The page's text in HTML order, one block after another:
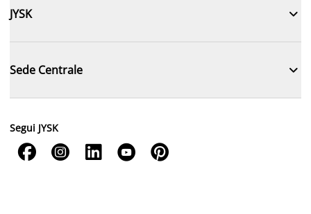
JYSK 
Sede Centrale 
Segui JYSK
    